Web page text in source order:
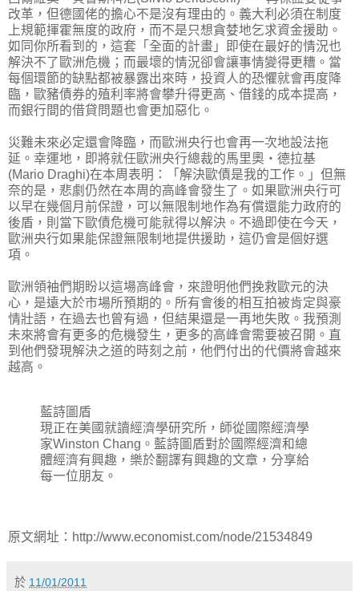
改革，但德國佬的擔心不是沒有理由的。義大利必須在制度
上規範揮霍無度的政府，而不是只想貪婪地乞求資金援助。
如同你所看到的，這套「全面的計畫」即使在最好的情況也
解決不了歐洲危機；而最壞的情況卻會讓事情變得更糟。當
每個環節的缺點都被暴露出來時，投資人的恐懼就會再度降
臨，歐豬債券的殖利率將會攀升得更高、借錢的成本提高，
而銀行間的借貸問題也會更加惡化。
災難未來必定還會降臨，而歐洲央行也會再一次地設法拖
延。幸運地，即將就任歐洲央行總裁的馬里奧‧德拉基
(Mario Draghi)在本周表明：「解決歐債是我的工作。」但無
奈的是，悲劇仍然在本周的高峰會發生了。如果歐洲央行可
以早在幾個月前保證，可以無限制地作為有償還能力政府的
後盾，則當下歐債危機可能就得以解決。不過即使在今天，
歐洲央行如果能保證無限制地提供援助，這仍會是個好選
項。
歐洲領袖們期盼以這場高峰會，來證明他們挽救歐元的決
心，是遠大於市場所預期的。所有會後的相互拍被肯定與豪
情壯語，在過去也曾有過，但結果還是一再地失敗。我預測
未來將會有更多的危機發生，更多的高峰會需要被召開。直
到他們發現解決之道的時刻之前，他們付出的代價將會越來
越高。
藍詩圖盾
現正在美國就讀經濟學研究所，師從國際經濟學
家Winston Chang。藍詩圖盾對於國際經濟和總
體經濟有興趣，樂於翻譯有興趣的文章，分享給
每一位朋友。
原文網址：http://www.economist.com/node/21534849
於 11/01/2011